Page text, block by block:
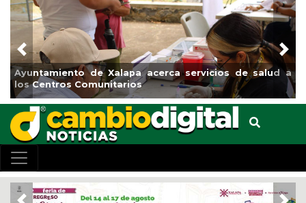
Ayuntamiento de Xalapa acerca servicios de salud a
los Centros Comunitarios
Previous